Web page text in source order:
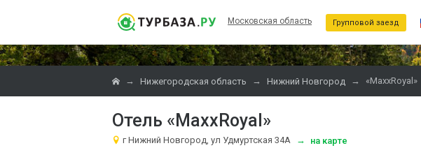
Московская область Групповой заезд
→ Нижегородская область → Нижний Новгород → «MaxxRoyal»
Отель «MaxxRoyal»
г Нижний Новгород, ул Удмуртская 34А → на карте